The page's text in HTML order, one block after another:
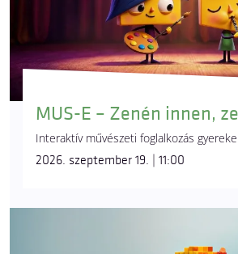
MUS-E – Zenén innen,
Interaktív művészeti foglalkozás
2026. szeptember 19. | 11:00